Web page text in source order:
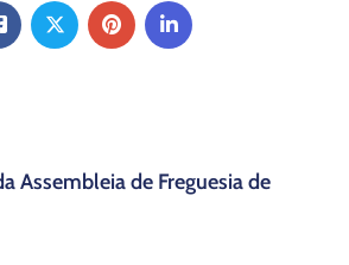
Assembleia de Freguesia de